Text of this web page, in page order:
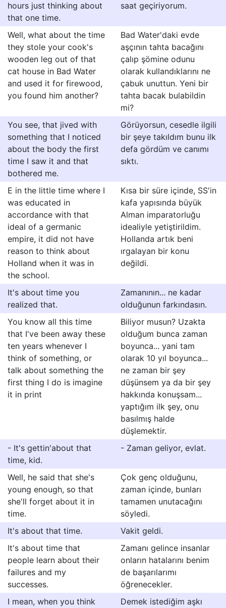
hours just thinking about
that one time.
saat geçiriyorum.
Well, what about the time
they stole your cook's
wooden leg out of that
cat house in Bad Water
and used it for firewood,
you found him another?
Bad Water'daki evde
aşçının tahta bacağını
çalıp şömine odunu
olarak kullandıklarını ne
çabuk unuttun. Yeni bir
tahta bacak bulabildin
mi?
You see, that jived with
something that I noticed
about the body the first
time I saw it and that
bothered me.
Görüyorsun, cesedle ilgili
bir şeye takıldım bunu ilk
defa gördüm ve canımı
sıktı.
E in the little time where I
was educated in
accordance with that
ideal of a germanic
empire, it did not have
reason to think about
Holland when it was in
the school.
Kısa bir süre içinde, SS'in
kafa yapısında büyük
Alman imparatorluğu
idealiyle yetiştirildim.
Hollanda artık beni
ırgalayan bir konu
değildi.
It's about time you
realized that.
Zamanının... ne kadar
olduğunun farkındasın.
You know all this time
that I've been away these
ten years whenever I
think of something, or
talk about something the
first thing I do is imagine
it in print
Biliyor musun? Uzakta
olduğum bunca zaman
boyunca... yani tam
olarak 10 yıl boyunca...
ne zaman bir şey
düşünsem ya da bir şey
hakkında konuşsam...
yaptığım ilk şey, onu
basılmış halde
düşlemektir.
- It's gettin'about that
time, kid.
- Zaman geliyor, evlat.
Well, he said that she's
young enough, so that
she'll forget about it in
time.
Çok genç olduğunu,
zaman içinde, bunları
tamamen unutacağını
söyledi.
It's about that time.
Vakit geldi.
It's about time that
people learn about their
failures and my
successes.
Zamanı gelince insanlar
onların hatalarını benim
de başarılarımı
öğrenecekler.
I mean, when you think
Demek istediğim aşkı